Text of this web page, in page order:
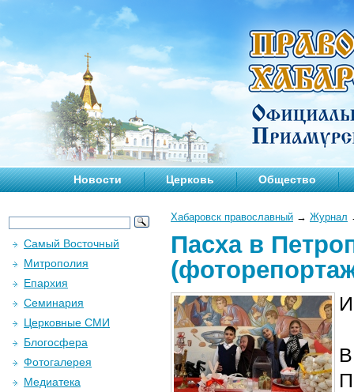
Новости Церковь Общество
Хабаровск православный → Журнал
Пасха в
Самый Восточный
Митрополия
Епархия
Семинария
Церковные СМИ
Блогосфера
Фотогалерея
Медиатека